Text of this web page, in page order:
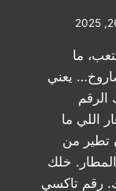
ما
يعني
الرقم
اللي ما
تطير من
خلك
رقم تاكسي